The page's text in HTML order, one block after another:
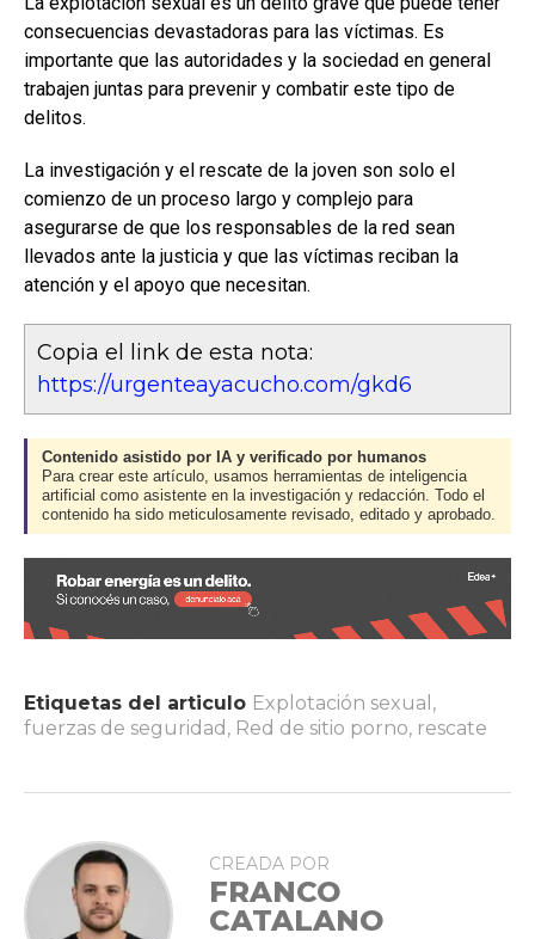
consecuencias devastadoras para las víctimas. Es
importante que las autoridades y la sociedad en general
trabajen juntas para prevenir y combatir este tipo de
delitos.
La investigación y el rescate de la joven son solo el
comienzo de un proceso largo y complejo para
asegurarse de que los responsables de la red sean
llevados ante la justicia y que las víctimas reciban la
atención y el apoyo que necesitan.
Copia el link de esta nota:
https://urgenteayacucho.com/gkd6
Contenido asistido por IA y verificado por humanos
Para crear este artículo, usamos herramientas de inteligencia
artificial como asistente en la investigación y redacción. Todo el
contenido ha sido meticulosamente revisado, editado y aprobado.
Etiquetas del articulo Explotación sexual ,
fuerzas de seguridad , Red de sitio porno, rescate
CREADA POR
FRANCO
CATALANO